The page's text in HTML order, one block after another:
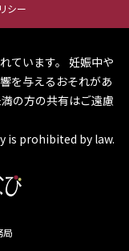
シー
ています。 妊娠中や
を与えるおそれがあ
の方の共有はご遠慮
is prohibited by law.
局